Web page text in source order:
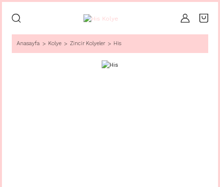
Anasayfa Kolye Zincir Kolyeler His